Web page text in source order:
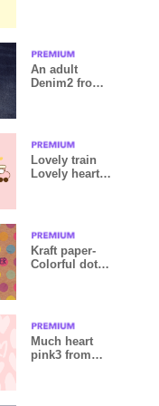
An adult
Denim2 from
Lovely train
Lovely heart
Kraft paper-
Colorful dot2-
Much heart
pink3 from